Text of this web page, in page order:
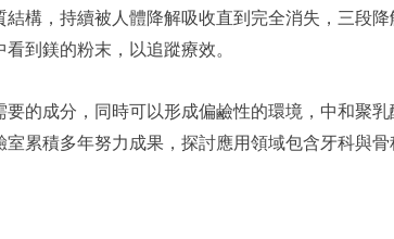
結構，持續被人體降解吸收直到完全消失，三段
到鎂的粉末，以追蹤療效。
要的成分，同時可以形成偏鹼性的環境，中和聚
室累積多年努力成果，探討應用領域包含牙科與